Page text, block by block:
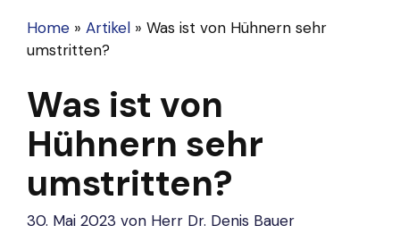
Home » Artikel » Was ist von Hühnern sehr
umstritten?
Was ist von
Hühnern sehr
umstritten?
30. Mai 2023 von Herr Dr. Denis Bauer